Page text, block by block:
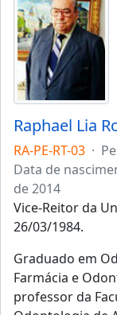
Raphael Lia
RA-PE-RT-03 ·
Data de
de 2014
Vice-Reitor da
26/03/1984.
Graduado em
Farmácia e
professor da